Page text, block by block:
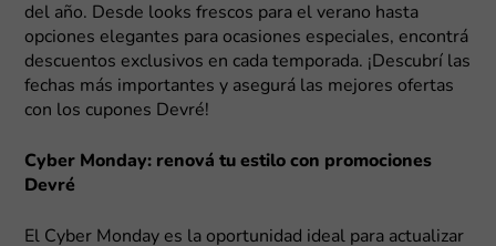
del año. Desde looks frescos para el verano hasta
opciones elegantes para ocasiones especiales, encontrá
descuentos exclusivos en cada temporada. ¡Descubrí las
fechas más importantes y asegurá las mejores ofertas
con los cupones Devré!
Cyber Monday: renová tu estilo con promociones
Devré
El Cyber Monday es la oportunidad ideal para actualizar